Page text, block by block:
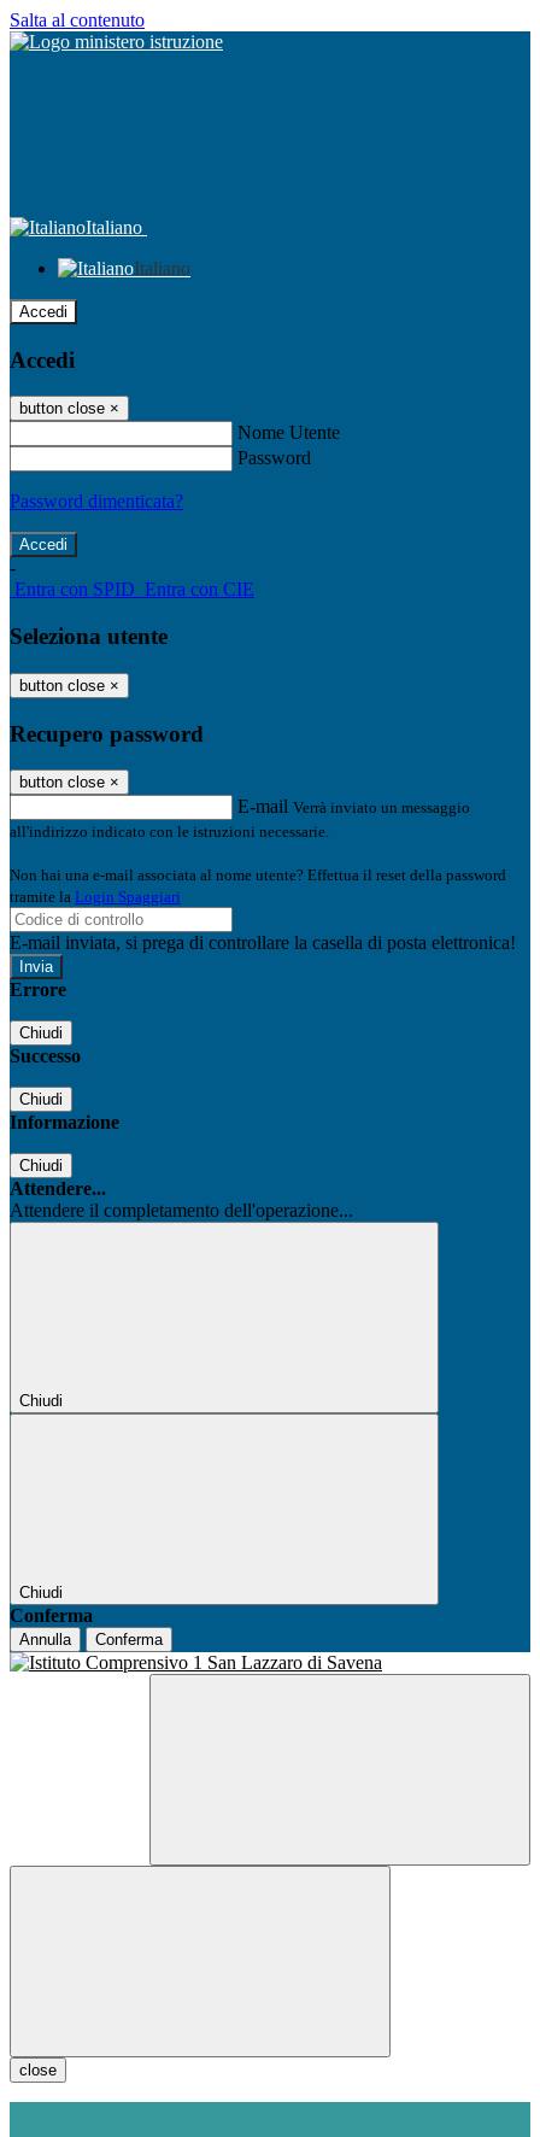
Salta al contenuto
Italiano
Italiano
Accedi
Accedi
button close ×
Nome Utente
Password
Password dimenticata?
-
Entra con SPID Entra con CIE
Seleziona utente
button close ×
Recupero password
button close ×
E-mail Verrà inviato un messaggio
all'indirizzo indicato con le istruzioni necessarie.
Non hai una e-mail associata al nome utente? Effettua il reset della password
tramite la Login Spaggiari
E-mail inviata, si prega di controllare la casella di posta elettronica!
Errore
Chiudi
Successo
Chiudi
Informazione
Chiudi
Attendere...
Attendere il completamento dell'operazione...
Chiudi
Chiudi
Conferma
Annulla Conferma
close